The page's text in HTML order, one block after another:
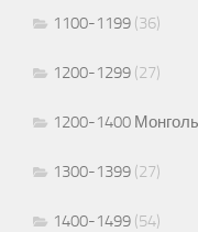
1100-1199 (36)
1200-1299 (27)
1200-1400
1300-1399 (27)
1400-1499 (54)